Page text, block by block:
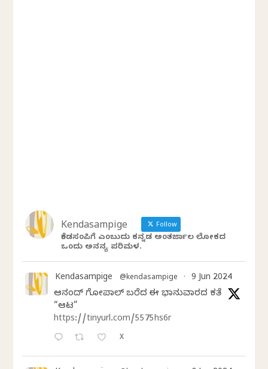
Kendasampige Follow
ಕೆಂಡಸಂಪಿಗೆ ಎಂಬುದು ಕನ್ನಡ ಅಂತರ್ಜಾಲ ಲೋಕದ
ಒಂದು ಅನನ್ಯ ಪರಿಮಳ.
Kendasampige @kendasampige · 9 Jun 2024
ಆನಂದ್‌ ಗೋಪಾಲ್‌ ಬರೆದ ಈ ಭಾನುವಾರದ ಕತೆ
“ಆಟ”
https://tinyurl.com/5575hs6r
X